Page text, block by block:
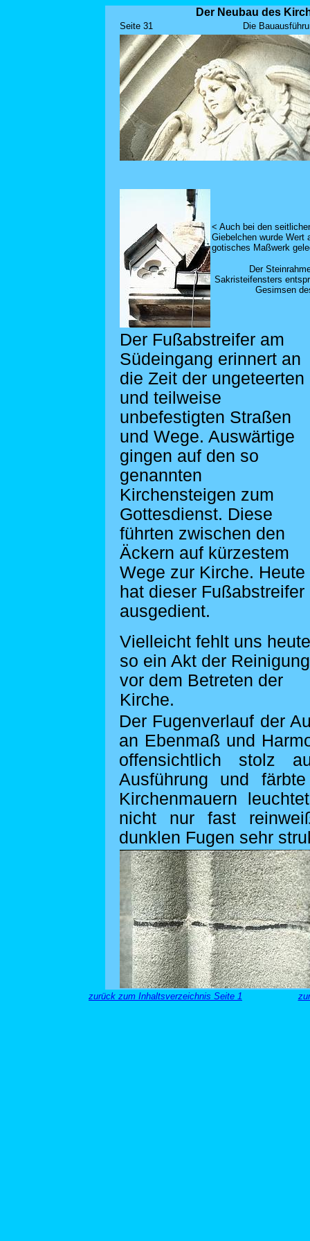
Der Neubau des
Seite 31 Die
< Auch bei den
Giebelchen wurde Wert
gotisches Maßwerk
Der
Sakristeifensters
Gesimsen
Der Fußabstreifer am
Südeingang erinnert an
die Zeit der ungeteerten
und teilweise
unbefestigten Straßen
und Wege. Auswärtige
gingen auf den so
genannten
Kirchensteigen zum
Gottesdienst. Diese
führten zwischen den
Äckern auf kürzestem
Wege zur Kirche. Heute
hat dieser Fußabstreifer
ausgedient.
Vielleicht fehlt uns heute
so ein Akt der Reinigung
vor dem Betreten der
Kirche.
Der Fugenverlauf der
an Ebenmaß und
offensichtlich stolz
Ausführung und
Kirchenmauern
nicht nur fast
dunklen Fugen sehr
zurück zum Inhaltsverzeichnis Seite 1